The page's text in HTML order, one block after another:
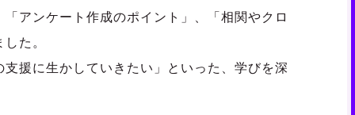
アンケート作成のポイント」、「相関やクロ
た。
援に生かしていきたい」といった、学びを深